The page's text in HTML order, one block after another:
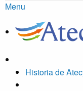
Menu
Historia de